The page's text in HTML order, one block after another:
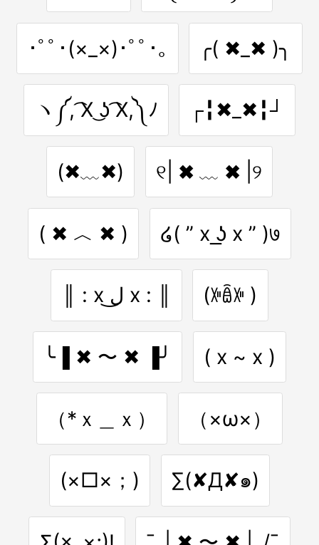
･ﾟﾟ･(×_×)･ﾟﾟ･｡ ╭( ✖_✖ )╮
ヽ༼, ͡X ͜ʖ ͡X,༽ﾉ ┌╏✖_✖╏┘
(✖﹏✖) ୧| ✖ ﹏ ✖ |୨
( ✖ ︿ ✖ ) ໒( ” x ͟ʖ x ” )७
║ : x ل͜ x : ║ (ꀻꎁꀻ )
╰▐ ✖ 〜 ✖ ▐╯ ( x ~ x )
（*ｘ＿ｘ） （×ω×）
(×□×；) ∑(✘Д✘๑)